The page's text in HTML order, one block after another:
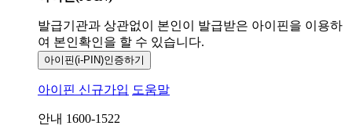
발급기관과 상관없이 본인이 발급받은 아이핀을 이용하
여 본인확인을 할 수 있습니다.
아이핀(i-PIN)인증하기
아이핀 신규가입 도움말
안내 1600-1522